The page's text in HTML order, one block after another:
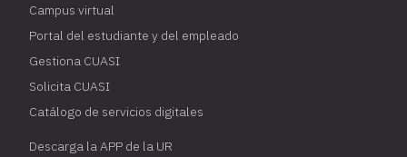
Campus virtual
Portal del estudiante y del empleado
Gestiona CUASI
Solicita CUASI
Catálogo de servicios digitales
Descarga la APP de la UR